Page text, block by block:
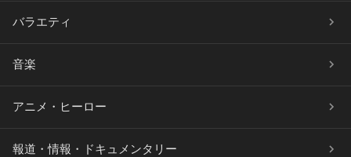
バラエティ
音楽
アニメ・ヒーロー
報道・情報・ドキュメンタリー